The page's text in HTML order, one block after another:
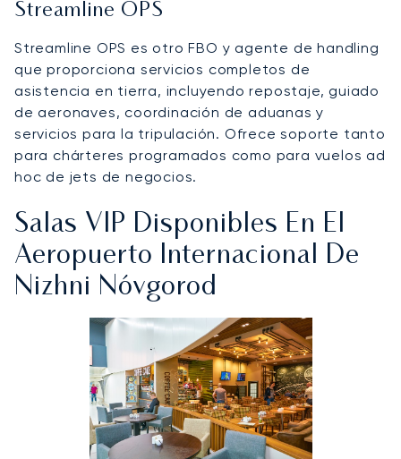
Streamline OPS
Streamline OPS es otro FBO y agente de handling
que proporciona servicios completos de
asistencia en tierra, incluyendo repostaje, guiado
de aeronaves, coordinación de aduanas y
servicios para la tripulación. Ofrece soporte tanto
para chárteres programados como para vuelos ad
hoc de jets de negocios.
Salas VIP Disponibles En El
Aeropuerto Internacional De
Nizhni Nóvgorod